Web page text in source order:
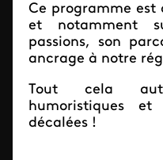
Ce programme est
et notamment
passions, son
ancrage à notre
Tout cela
humoristiques et
décalées !